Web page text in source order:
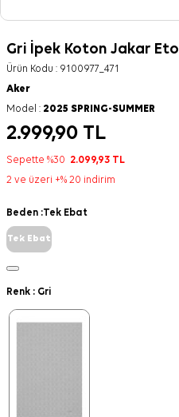
Gri İpek Koton Jakar Etol
Ürün Kodu : 9100977_471
Aker
Model : 2025 SPRING-SUMMER
2.999,90 TL
Sepette %30 2.099,93 TL
2 ve üzeri +% 20 indirim
Beden :Tek Ebat
Tek Ebat
Renk : Gri